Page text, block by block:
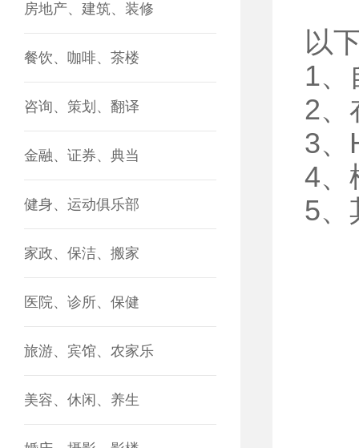
房地产、建筑、装修
餐饮、咖啡、茶楼
咨询、策划、翻译
金融、证券、典当
健身、运动俱乐部
家政、保洁、搬家
医院、诊所、保健
旅游、宾馆、农家乐
美容、休闲、养生
以
1、
2、
3、
4、
5、